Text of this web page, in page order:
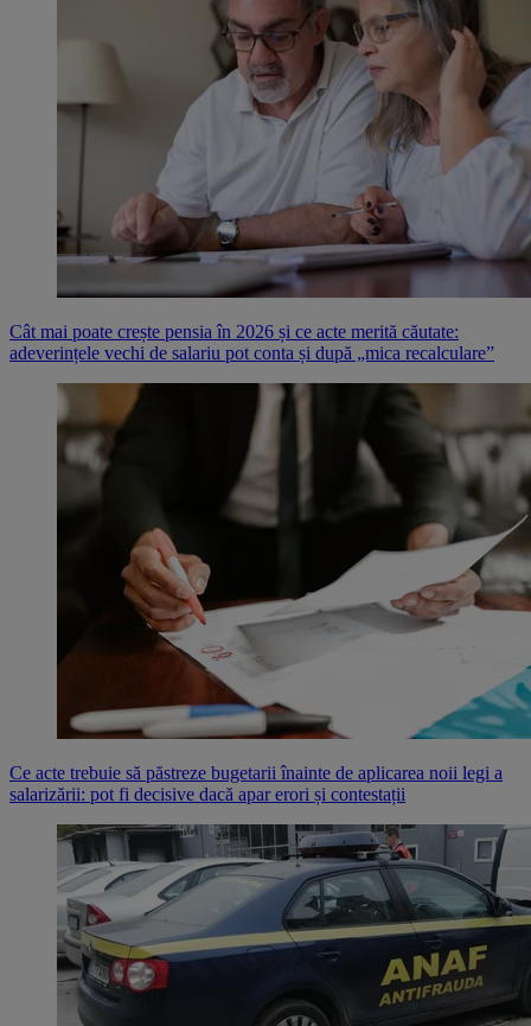
Cât mai poate crește pensia în 2026 și ce acte merită căutate:
adeverințele vechi de salariu pot conta și după „mica recalculare”
Ce acte trebuie să păstreze bugetarii înainte de aplicarea noii legi a
salarizării: pot fi decisive dacă apar erori și contestații